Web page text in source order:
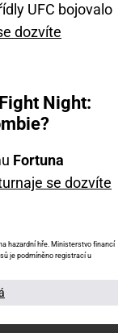
UFC bojovalo
dozvíte
Night:
Fortuna
se dozvíte
hazardní hře. Ministerstvo financí
je podmíněno registrací u